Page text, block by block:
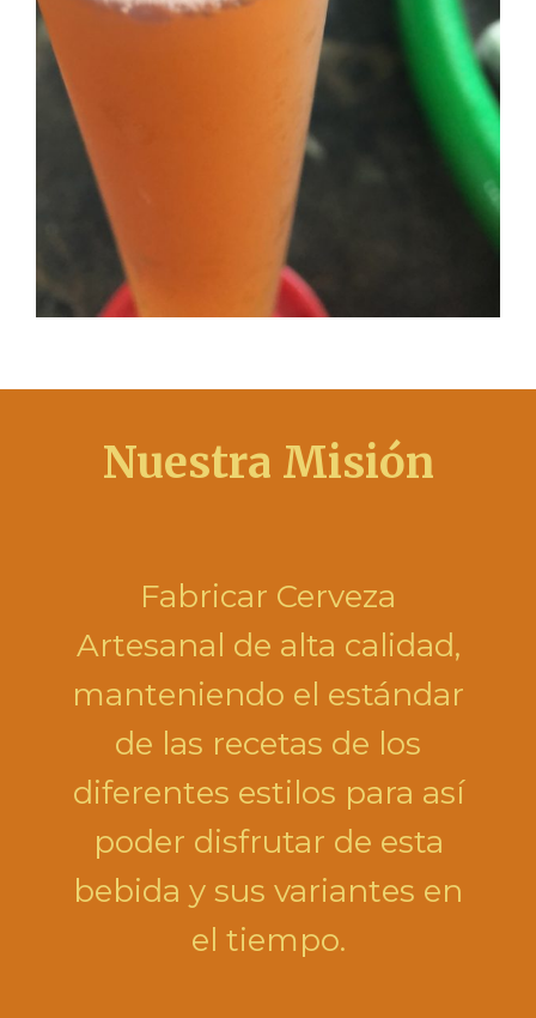
Nuestra Misión
Fabricar Cerveza
Artesanal de alta calidad,
manteniendo el estándar
de las recetas de los
diferentes estilos para así
poder disfrutar de esta
bebida y sus variantes en
el tiempo.